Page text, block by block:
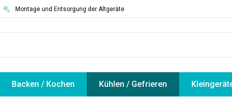
Montage und Entsorgung der Altgeräte
Backen / Kochen Kühlen / Gefrieren